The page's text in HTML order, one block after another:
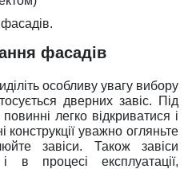
фасадів
особливу увагу вибору
дверних завіс. Під
легко відкриватися і
уважно огляньте
завіси. Також завіси
в процесі експлуатації,